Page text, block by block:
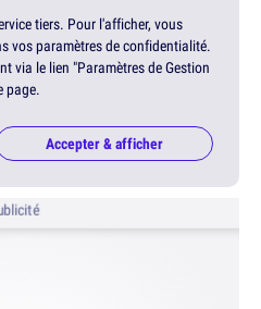
tiers. Pour l'afficher, vous
vos paramètres de confidentialité.
via le lien "Paramètres de Gestion
page.
Accepter & afficher